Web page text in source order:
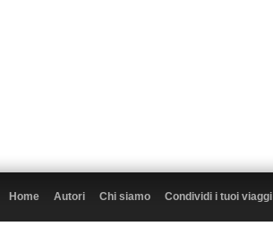
Home Autori Chi siamo Condividi i tuoi viaggi